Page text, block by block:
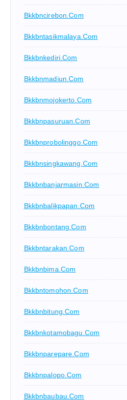
Bkkbncirebon.com
Bkkbntasikmalaya.com
Bkkbnkediri.com
Bkkbnmadiun.com
Bkkbnmojokerto.com
Bkkbnpasuruan.com
Bkkbnprobolinggo.com
Bkkbnsingkawang.com
Bkkbnbanjarmasin.com
Bkkbnbalikpapan.com
Bkkbnbontang.com
Bkkbntarakan.com
Bkkbnbima.com
Bkkbntomohon.com
Bkkbnbitung.com
Bkkbnkotamobagu.com
Bkkbnparepare.com
Bkkbnpalopo.com
Bkkbnbaubau.com